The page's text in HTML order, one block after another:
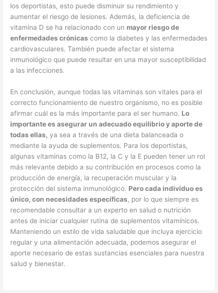
los deportistas, esto puede disminuir su rendimiento y
aumentar el riesgo de lesiones. Además, la deficiencia de
vitamina D se ha relacionado con un mayor riesgo de
enfermedades crónicas como la diabetes y las enfermedades
cardiovasculares. También puede afectar el sistema
inmunológico que puede resultar en una mayor susceptibilidad
a las infecciones.
En conclusión, aunque todas las vitaminas son vitales para el
correcto funcionamiento de nuestro organismo, no es posible
afirmar cuál es la más importante para el ser humano. Lo
importante es asegurar un adecuado equilibrio y aporte de
todas ellas, ya sea a través de una dieta balanceada o
mediante la ayuda de suplementos. Para los deportistas,
algunas vitaminas como la B12, la C y la E pueden tener un rol
más relevante debido a su contribución en procesos como la
producción de energía, la recuperación muscular y la
protección del sistema inmunológico. Pero cada individuo es
único, con necesidades específicas, por lo que siempre es
recomendable consultar a un experto en salud o nutrición
antes de iniciar cualquier rutina de suplementos vitamínicos.
Manteniendo un estilo de vida saludable que incluya ejercicio
regular y una alimentación adecuada, podemos asegurar el
aporte necesario de estas sustancias esenciales para nuestra
salud y bienestar.